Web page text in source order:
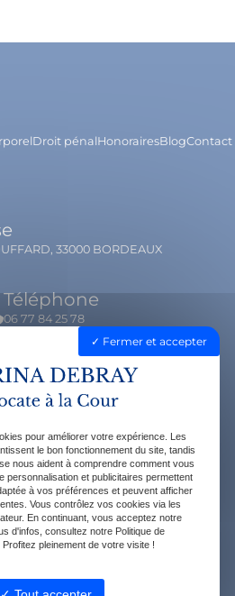
Droit pénalHonorairesBlogContact
33000 BORDEAUX
Téléphone
06 77 84 25 78
- Vendredi : 9h - 19h
Fermer et accepter
pour améliorer votre expérience. Les
le bon fonctionnement du site, tandis
nous aident à comprendre comment vous
personnalisation et publicitaires permettent
à vos préférences et peuvent afficher
Vous contrôlez vos cookies via les
En continuant, vous acceptez notre
d'infos, consultez notre Politique de
Profitez pleinement de votre visite !